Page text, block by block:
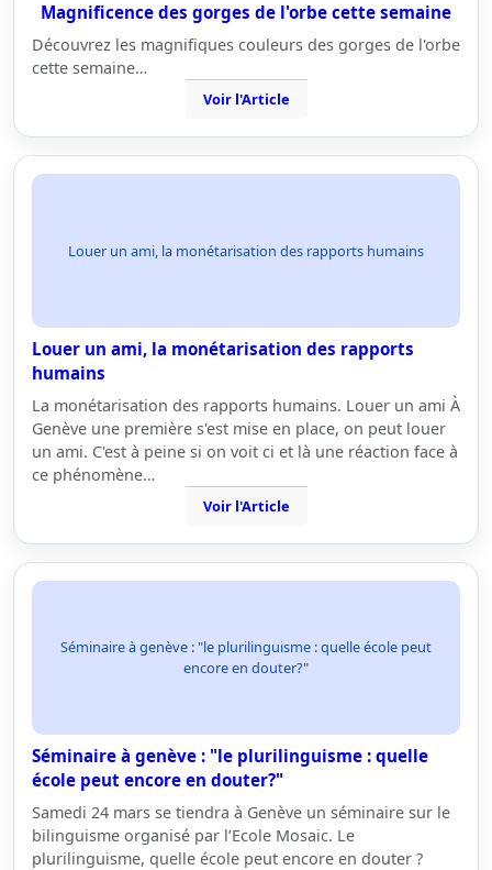
Magnificence des gorges de l'orbe cette semaine
Découvrez les magnifiques couleurs des gorges de l'orbe
cette semaine…
Voir l'Article
Louer un ami, la monétarisation des rapports humains
Louer un ami, la monétarisation des rapports
humains
La monétarisation des rapports humains. Louer un ami À
Genève une première s'est mise en place, on peut louer
un ami. C'est à peine si on voit ci et là une réaction face à
ce phénomène…
Voir l'Article
Séminaire à genève : "le plurilinguisme : quelle école peut
encore en douter?"
Séminaire à genève : "le plurilinguisme : quelle
école peut encore en douter?"
Samedi 24 mars se tiendra à Genève un séminaire sur le
bilinguisme organisé par l’Ecole Mosaic. Le
plurilinguisme, quelle école peut encore en douter ?